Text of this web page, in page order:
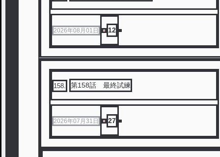
2026年08月01日 12
158. 第158話 最終試練
2026年07月31日 27